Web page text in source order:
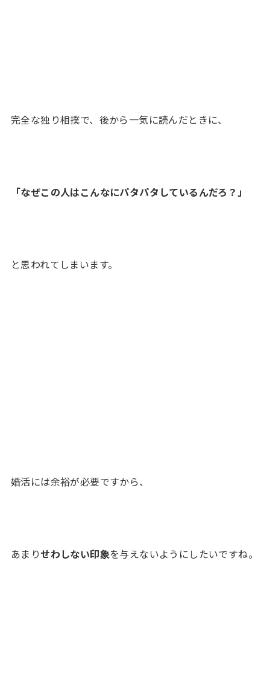
完全な独り相撲で、後から一気に読んだときに、
「なぜこの人はこんなにパタパタしているんだろ？」
と思われてしまいます。
婚活には余裕が必要ですから、
あまりせわしない印象を与えないようにしたいですね。